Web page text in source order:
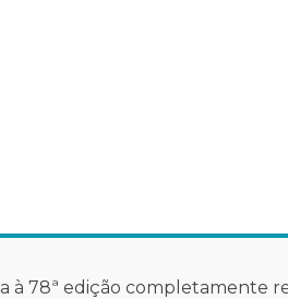
78ª edição completamente